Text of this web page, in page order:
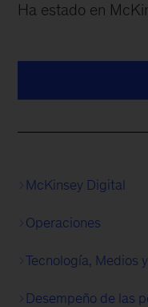
Ha estado en
McKinsey Digital
Operaciones
Tecnología, Medios
Desempeño de las